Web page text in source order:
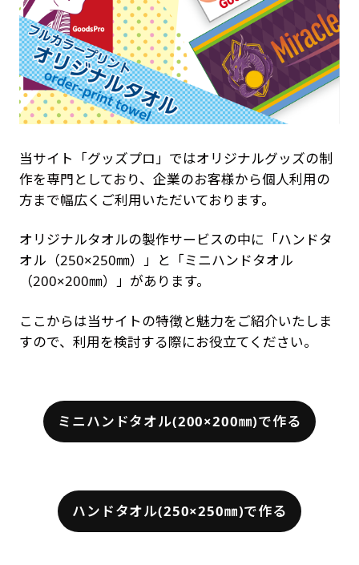
当サイト「グッズプロ」ではオリジナルグッズの制
作を専門としており、企業のお客様から個人利用の
方まで幅広くご利用いただいております。
オリジナルタオルの製作サービスの中に「ハンドタ
オル（250×250㎜）」と「ミニハンドタオル
（200×200㎜）」があります。
ここからは当サイトの特徴と魅力をご紹介いたしま
すので、利用を検討する際にお役立てください。
ミニハンドタオル(200×200㎜)で作る
ハンドタオル(250×250㎜)で作る